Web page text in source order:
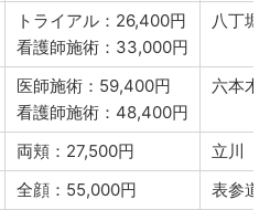
トライアル：26,400円
看護師施術：33,000円
八丁堀
医師施術：59,400円
看護師施術：48,400円
六本木
両頬：27,500円
立川
全顔：55,000円
表参道